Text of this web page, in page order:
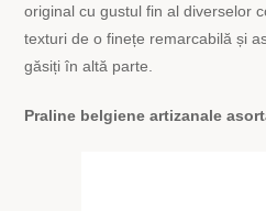
original cu gustul fin al diverselor
texturi de o finețe remarcabilă și
găsiți în altă parte.
Praline belgiene artizanale